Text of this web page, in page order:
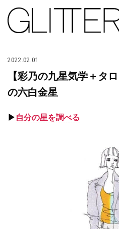
2022.02.01
【彩乃の九星気学＋タ
の六白金星
▶︎ 自分の星を調べる